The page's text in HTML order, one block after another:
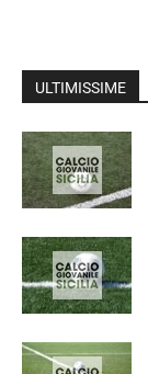
ULTIMISSIME